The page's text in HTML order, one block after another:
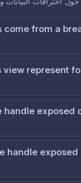
come from a
view represent
handle exposed
handle exposed